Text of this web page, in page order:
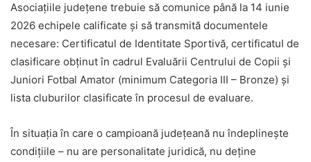
Asociațiile județene trebuie să comunice până la 14 iunie
2026 echipele calificate și să transmită documentele
necesare: Certificatul de Identitate Sportivă, certificatul de
clasificare obținut în cadrul Evaluării Centrului de Copii și
Juniori Fotbal Amator (minimum Categoria III – Bronze) și
lista cluburilor clasificate în procesul de evaluare.
În situația în care o campioană județeană nu îndeplinește
condițiile – nu are personalitate juridică, nu deține